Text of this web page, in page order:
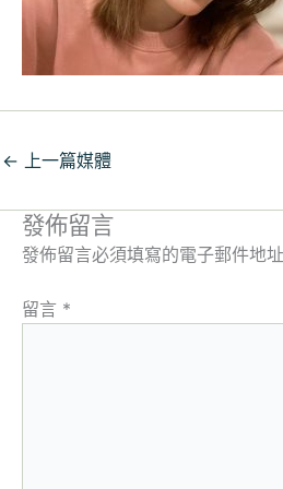
← 上一篇媒體
發佈留言
發佈留言必須填寫的電子郵件地
留言 *